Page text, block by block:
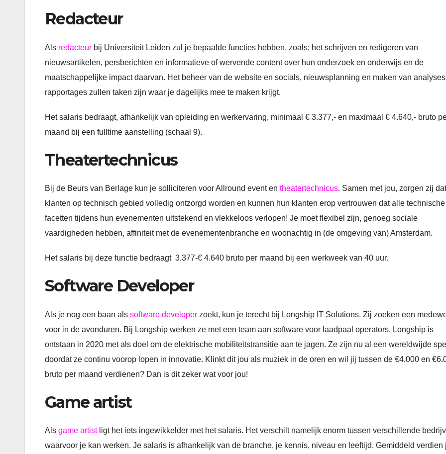
Redacteur
Als redacteur bij Universiteit Leiden zul je bepaalde functies hebben, zoals; het schrijven en redigeren van
nieuwsartikelen, persberichten en informatieve of wervende content over hun onderzoek en onderwijs en de
maatschappelijke impact daarvan. Het beheer van de website en socials, nieuwsplanning en maken van
rapportages zullen taken zijn waar je dagelijks mee te maken krijgt.
Het salaris bedraagt, afhankelijk van opleiding en werkervaring, minimaal € 3.377,- en maximaal € 4.640,- bruto
maand bij een fulltime aanstelling (schaal 9).
Theatertechnicus
Bij de Beurs van Berlage kun je solliciteren voor Allround event en theatertechnicus. Samen met jou, zorgen zij
klanten op technisch gebied volledig ontzorgd worden en kunnen hun klanten erop vertrouwen dat alle technische
facetten tijdens hun evenementen uitstekend en vlekkeloos verlopen! Je moet flexibel zijn, genoeg sociale
vaardigheden hebben, affiniteit met de evenementenbranche en woonachtig in (de omgeving van) Amsterdam.
Het salaris bij deze functie bedraagt 3.377-€ 4.640 bruto per maand bij een werkweek van 40 uur.
Software Developer
Als je nog een baan als software developer zoekt, kun je terecht bij Longship IT Solutions. Zij zoeken een
voor in de avonduren. Bij Longship werken ze met een team aan software voor laadpaal operators. Longship is
ontstaan in 2020 met als doel om de elektrische mobiliteitstransitie aan te jagen. Ze zijn nu al een wereldwijde
doordat ze continu voorop lopen in innovatie. Klinkt dit jou als muziek in de oren en wil jij tussen de €4.000 en
bruto per maand verdienen? Dan is dit zeker wat voor jou!
Game artist
Als game artistligt het iets ingewikkelder met het salaris. Het verschilt namelijk enorm tussen verschillende
waarvoor je kan werken. Je salaris is afhankelijk van de branche, je kennis, niveau en leeftijd. Gemiddeld verdien